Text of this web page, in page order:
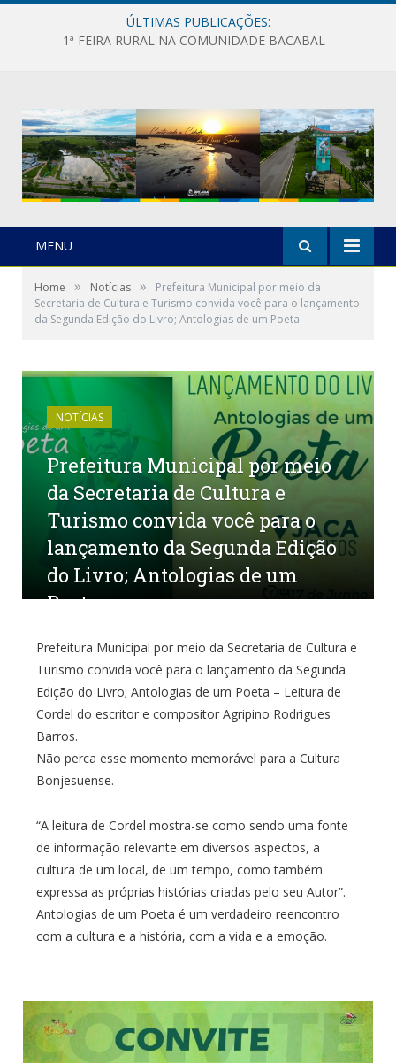
ÚLTIMAS PUBLICAÇÕES:
1ª FEIRA RURAL NA COMUNIDADE BACABAL
MENU
Home » Notícias »
Prefeitura Municipal por meio da
Secretaria de Cultura e Turismo convida você para o lançamento
da Segunda Edição do Livro; Antologias de um Poeta
NOTÍCIAS
Prefeitura Municipal por meio
da Secretaria de Cultura e
Turismo convida você para o
lançamento da Segunda Edição
do Livro; Antologias de um
Poeta
por CR2 em 14 DE JUNHO DE 2022 0 COMENTÁRIOS
Prefeitura Municipal por meio da Secretaria de Cultura e
Turismo convida você para o lançamento da Segunda
Edição do Livro; Antologias de um Poeta – Leitura de
Cordel do escritor e compositor Agripino Rodrigues
Barros.
Não perca esse momento memorável para a Cultura
Bonjesuense.
“A leitura de Cordel mostra-se como sendo uma fonte
de informação relevante em diversos aspectos, a
cultura de um local, de um tempo, como também
expressa as próprias histórias criadas pelo seu Autor”.
Antologias de um Poeta é um verdadeiro reencontro
com a cultura e a história, com a vida e a emoção.